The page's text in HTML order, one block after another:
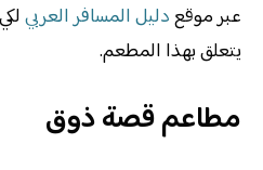
عبر موقعدليل المسافر العربي
يتعلق بهذا المطعم.
مطاعم قصة ذوق